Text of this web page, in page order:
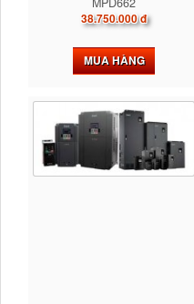
38.750.000 đ
MUA HÀNG